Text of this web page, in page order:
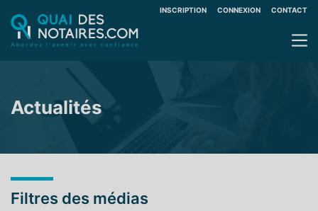
INSCRIPTION CONNEXION CONTACT
Actualités
Filtres des médias